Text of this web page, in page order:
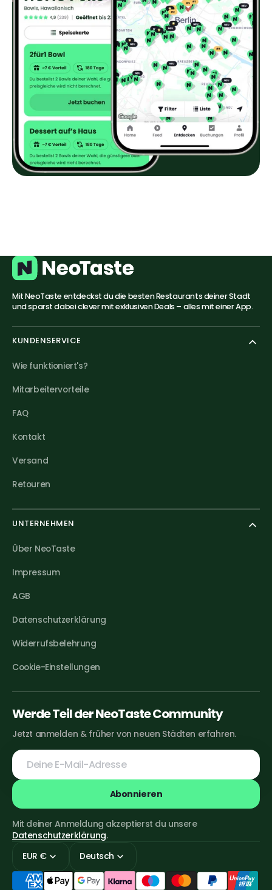
Mit NeoTaste entdeckst du die besten Restaurants deiner Stadt
und sparst dabei clever mit exklusiven Deals – alles mit einer App.
KUNDENSERVICE
Wie funktioniert's?
Mitarbeitervorteile
FAQ
Kontakt
Versand
Retouren
UNTERNEHMEN
Über NeoTaste
Impressum
AGB
Datenschutzerklärung
Widerrufsbelehrung
Cookie-Einstellungen
Werde Teil der NeoTaste Community
Jetzt anmelden & früher von neuen Städten erfahren.
Deine
Mail-
Adresse
Abonnieren
Mit deiner Anmeldung akzeptierst du unsere
Datenschutzerklärung.
EUR € Deutsch